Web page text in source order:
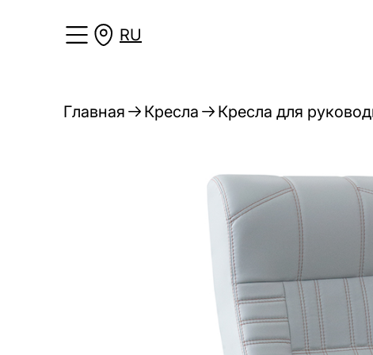
RU
Главная Кресла Кресла для